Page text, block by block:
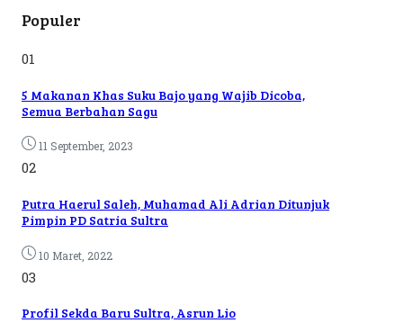
Populer
01
5 Makanan Khas Suku Bajo yang Wajib Dicoba,
Semua Berbahan Sagu
11 September, 2023
02
Putra Haerul Saleh, Muhamad Ali Adrian Ditunjuk
Pimpin PD Satria Sultra
10 Maret, 2022
03
Profil Sekda Baru Sultra, Asrun Lio